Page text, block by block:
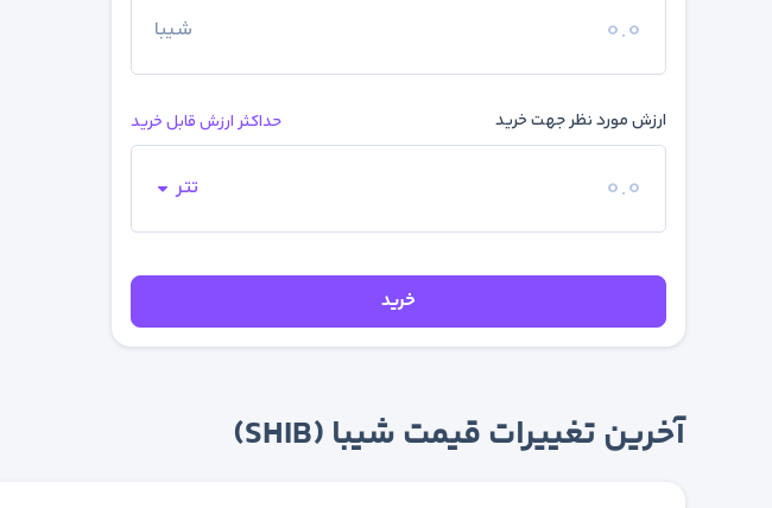
شیبا
ارزش مورد نظر جهت خرید حداکثر ارزش قابل خرید
تتر
خرید
آخرین تغییرات قیمت شیبا (SHIB)